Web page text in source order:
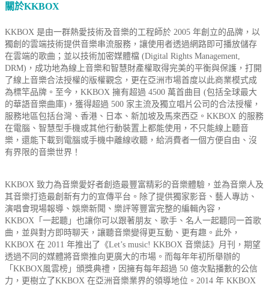
關於KKBOX
KKBOX 是由一群熱愛技術及音樂的工程師於 2005 年創立的品牌，以
獨創的雲端技術提供音樂串流服務，讓使用者透過網路即可播放儲存
在雲端的歌曲；並以技術加密媒體檔 (Digital Rights Management,
DRM)，成功地為線上音樂和智慧財產權取得完美的平衡與保護，打開
了線上音樂合法授權的版權觀念，更在亞洲市場首度以此商業模式成
為標竿品牌。至今，KKBOX 擁有超過 4500 萬首曲目 (包括全球最大
的華語音樂曲庫)，獲得超過 500 家主流及獨立唱片公司的合法授權，
服務地區包括台灣、香港、日本、新加坡及馬來西亞。KKBOX 的服務
在電腦、智慧型手機或其他行動裝置上都能使用，不只能線上聽音
樂，還能下載到電腦或手機中離線收聽，給消費者一個方便自由、沒
有界限的音樂世界！
KKBOX 致力為音樂愛好者創造最豐富精彩的音樂體驗，並為音樂人及
其音樂打造最創新有力的宣傳平台。除了提供獨家影音、藝人專訪、
演唱會現場報導、娛樂新聞、樂評等豐富完整的編輯內容，
KKBOX「一起聽」也讓你可以跟著朋友、歌手、名人一起聽同一首歌
曲，並與對方即時聊天，讓聽音樂變得更互動、更有趣。此外，
KKBOX 在 2011 年推出了《Let’s music! KKBOX 音樂誌》月刊，期望
透過不同的媒體將音樂推向更廣大的市場。而每年年初所舉辦的
「KKBOX風雲榜」頒獎典禮，因擁有每年超過 50 億次點播數的公信
力，更樹立了KKBOX 在亞洲音樂業界的領導地位。2014 年 KKBOX